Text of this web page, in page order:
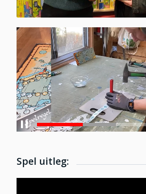
Spel uitleg: